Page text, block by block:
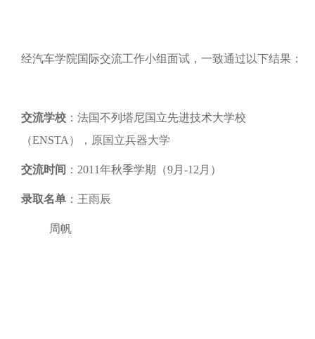
经汽车学院国际交流工作小组面试，一致通过以下结果：
交流学校 ：法国不列塔尼国立先进技术大学校
（ENSTA），原国立兵器大学
交流时间 ：2011年秋季学期（9月-12月）
录取名单 ：王雨辰
周帆